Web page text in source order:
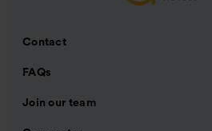
Contact
FAQs
Join our team